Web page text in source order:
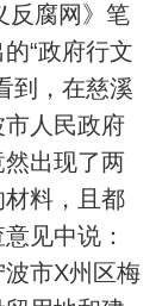
腐网》笔
“政府行文
到，在慈溪
人民政府
出现了两
料，且都
见中说：
市X州区梅